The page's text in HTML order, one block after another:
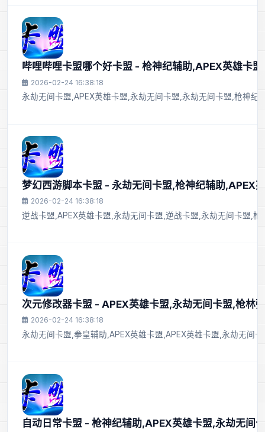
哔哩哔哩卡盟哪个好卡盟 - 枪神纪辅助,APEX英雄卡
2026-02-24 16:38:18
永劫无间卡盟,APEX英雄卡盟,永劫无间卡盟,永劫无间卡盟,枪神纪
梦幻西游脚本卡盟 - 永劫无间卡盟,枪神纪辅助,APEX
2026-02-24 16:38:18
逆战卡盟,APEX英雄卡盟,永劫无间卡盟,逆战卡盟,永劫无间卡盟,
次元修改器卡盟 - APEX英雄卡盟,永劫无间卡盟,枪林
2026-02-24 16:38:18
永劫无间卡盟,拳皇辅助,APEX英雄卡盟,APEX英雄卡盟,永劫无间
自动日常卡盟 - 枪神纪辅助,APEX英雄卡盟,永劫无间